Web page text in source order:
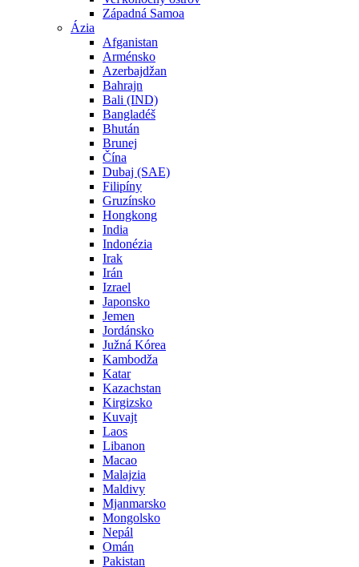
Západná Samoa
Ázia
Afganistan
Arménsko
Azerbajdžan
Bahrajn
Bali (IND)
Bangladéš
Bhután
Brunej
Čína
Dubaj (SAE)
Filipíny
Gruzínsko
Hongkong
India
Indonézia
Irak
Irán
Izrael
Japonsko
Jemen
Jordánsko
Južná Kórea
Kambodža
Katar
Kazachstan
Kirgizsko
Kuvajt
Laos
Libanon
Macao
Malajzia
Maldivy
Mjanmarsko
Mongolsko
Nepál
Omán
Pakistan